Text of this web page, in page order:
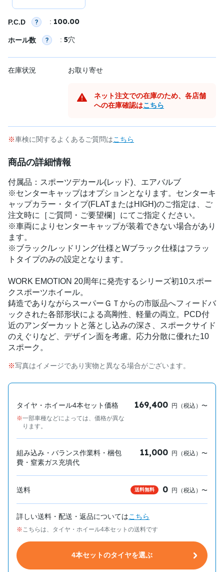
P.C.D : 100.00
ホール数 : 5穴
在庫状況 お取り寄せ
ネット注文での在庫のため、各店舗
への在庫確認はこちら
車検に関するよくあるご質問はこちら
商品の詳細情報
付属品：スポーツデカール(レッド)、エアバルブ
※センターキャップはオプションとなります。センターキ
ャップカラー・タイプ(FLATまたはHIGH)のご指定は、ご
注文時に［ご質問・ご要望欄］にてご指定ください。
※車両によりセンターキャップが装着できない場合があり
ます。
※ブラック/レッドリング仕様とWブラック仕様はフラッ
トタイプのみの設定となります。
WORK EMOTION 20周年に発売するシリーズ初10スポー
クスポーツホイール。
鋳造でありながらスーパーＧＴからの市販品へフィードバ
ックされた各部形状による高剛性、軽量の両立。PCD付
近のアンダーカットと落とし込みの深さ、スポークサイド
のえぐりなど、デザイン面を考慮。応力分散に優れた10
スポーク。
写真はイメージであり実物と異なる場合がございます。
タイヤ・ホイール4本セット価格
一部車種などによっては、価格が異な
ります。
169,400 円（税込）〜
組み込み・バランス作業料・梱包
費・窒素ガス充填代
11,000 円（税込）〜
送料 送料無料 0 円（税込）〜
詳しい送料・配送・返品についてはこちら
こちらは、タイヤ・ホイール4本セットの送料です
4本セットのタイヤを選ぶ